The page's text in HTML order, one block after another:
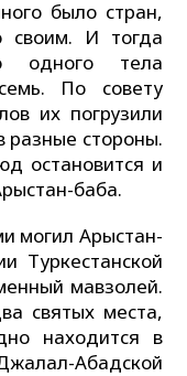
было стран,
своим. И тогда
одного тела
По совету
их погрузили
разные стороны.
остановится и
баба.
могил Арыстан-
Туркестанской
мавзолей.
святых места,
находится в
Абадской